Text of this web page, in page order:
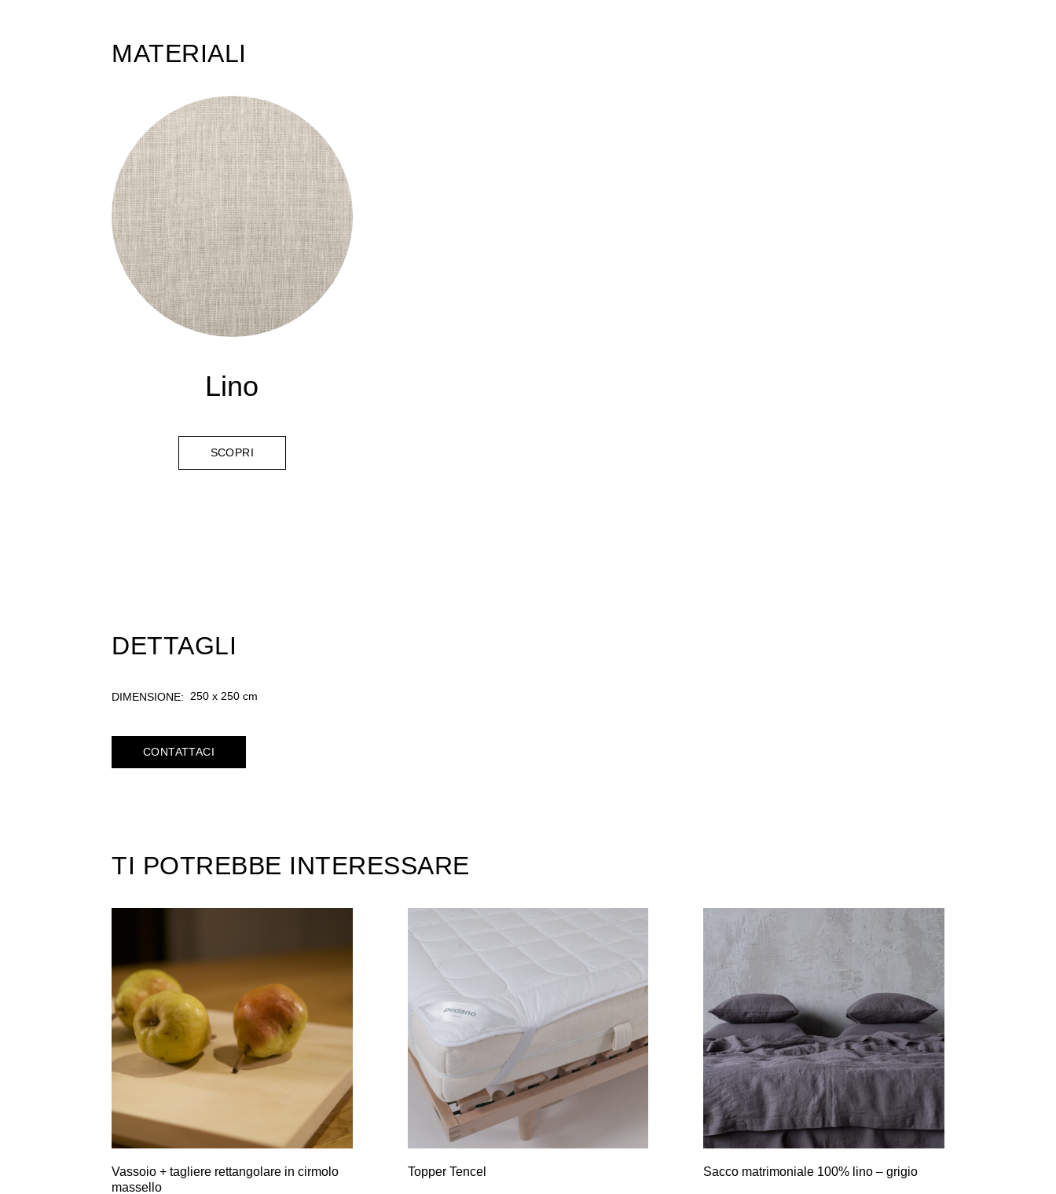
MATERIALI
Lino
SCOPRI
DETTAGLI
DIMENSIONE: 250 x 250 cm
CONTATTACI
TI POTREBBE INTERESSARE
Vassoio + tagliere rettangolare in cirmolo
massello
Topper Tencel Sacco matrimoniale 100% lino – grigio